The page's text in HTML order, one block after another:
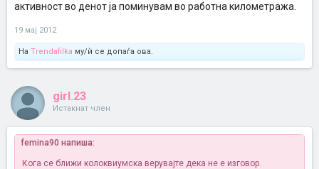
активност во денот ја поминувам во работна километража.
19 мај 2012
На Trendafilka му/ѝ се допаѓа ова.
girl.23
Истакнат член
femina90 напиша:
Кога се ближи колоквиумска верувајте дека не е изговор.